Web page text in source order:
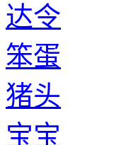
达令
笨蛋
猪头
宝宝